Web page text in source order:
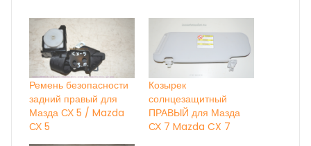
Ремень безопасности
задний правый для
Мазда СХ 5 / Mazda
СХ 5
Козырек
солнцезащитный
ПРАВЫЙ для Мазда
СХ 7 Mazda CX 7